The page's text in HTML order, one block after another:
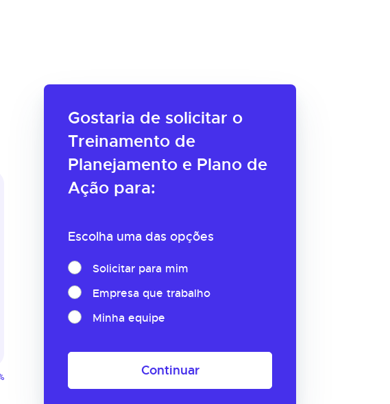
Gostaria de solicitar o
Treinamento de
Planejamento e Plano de
Ação para:
Escolha uma das opções
Solicitar para mim
Empresa que trabalho
Minha equipe
Continuar